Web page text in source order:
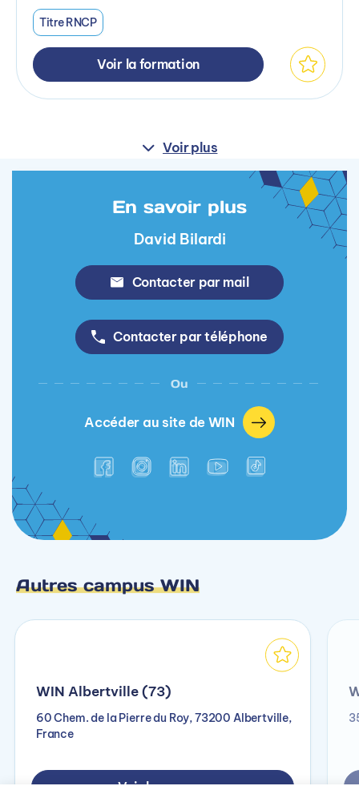
Titre RNCP
Voir la formation
Voir plus
En savoir plus
David Bilardi
Contacter par mail
Contacter par téléphone
Ou
Accéder au site de WIN
Autres campus WIN
WIN Albertville (73)
60 Chem. de la Pierre du Roy, 73200 Albertville,
France
Voir le campus